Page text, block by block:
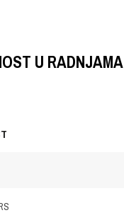
U RADNJAMA